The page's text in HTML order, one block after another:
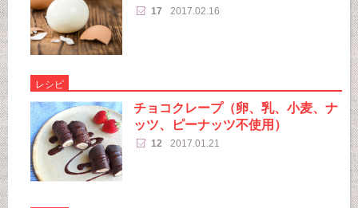
17 2017.02.16
レシピ
チョコクレープ（卵、乳、小麦、ナ
ッツ、ピーナッツ不使用）
12 2017.01.21